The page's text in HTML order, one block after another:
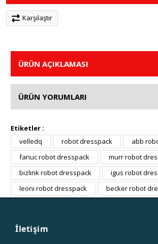
Karşılaştır
ÜRÜN AÇIKLAMASI
ÜRÜN YORUMLARI
Etiketler :
velledq
robot dresspack
abb
fanuc robot dresspack
murr robot
bizlink robot dresspack
igus robot
leoni robot dresspack
becker robot
İletişim